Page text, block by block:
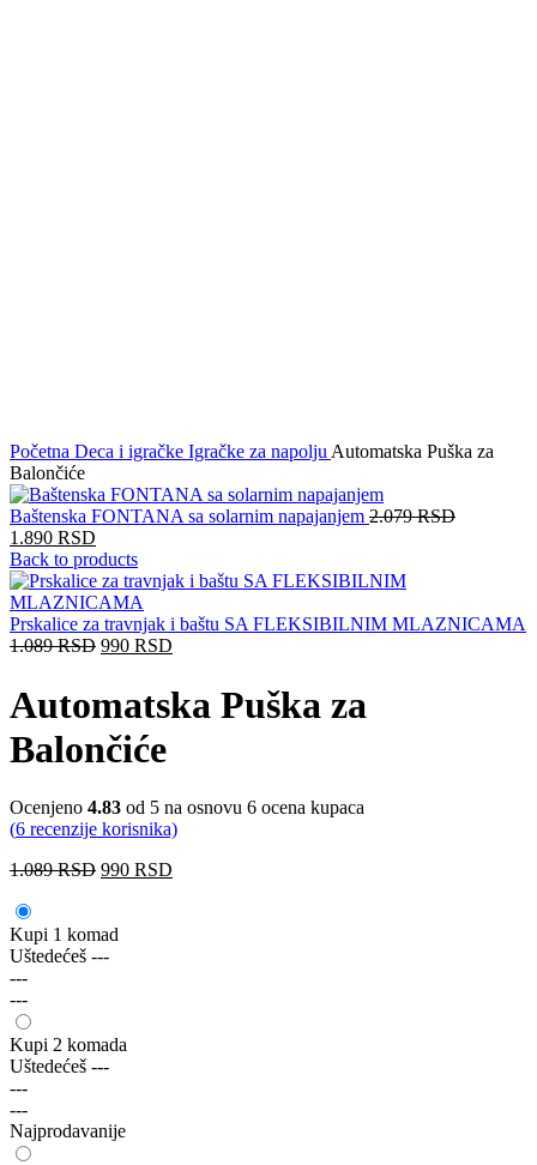
Početna Deca i igračke Igračke za napoljuAutomatska Puška za
Balončiće
Baštenska FONTANA sa solarnim napajanjem 2.079RSD
1.890 RSD
Back to products
Prskalice za travnjak i baštu SA FLEKSIBILNIM MLAZNICAMA
1.089RSD 990 RSD
Automatska Puška za
Balončiće
Ocenjeno 4.83 od 5 na osnovu 6 ocena kupaca
(6 recenzije korisnika)
1.089RSD 990 RSD
Kupi 1 komad
Uštedećeš ---
---
---
Kupi 2 komada
Uštedećeš ---
---
---
Najprodavanije